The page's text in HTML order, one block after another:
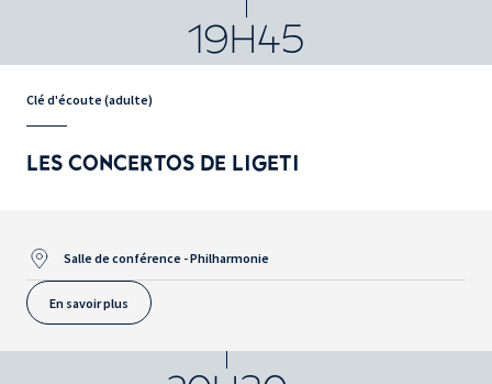
19H45
Clé d'écoute (adulte)
LES CONCERTOS DE LIGETI
Salle de conférence - Philharmonie
En savoir plus